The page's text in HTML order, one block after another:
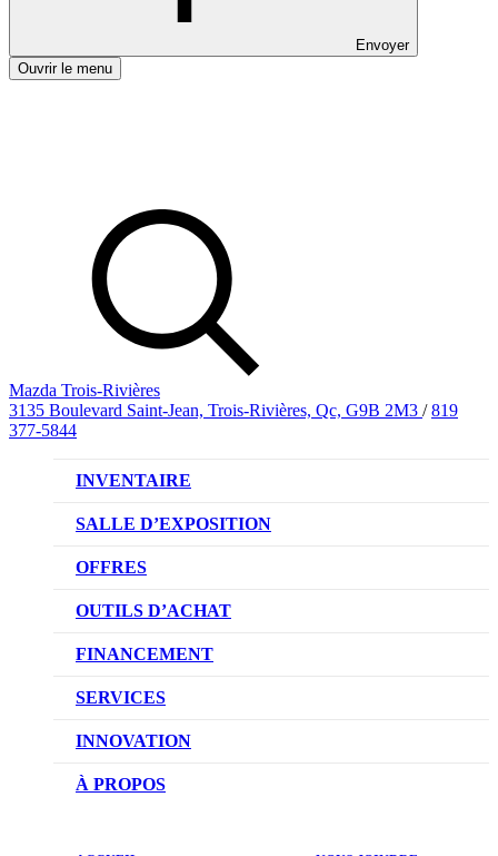
Envoyer
Ouvrir le menu
Mazda Trois-Rivières
3135 Boulevard Saint-Jean, Trois-Rivières, Qc, G9B 2M3 / 819
377-5844
INVENTAIRE
VÉHICULES NEUFS
VÉHICULES D’OCCASION
SALLE D’EXPOSITION
OFFRES
OFFRES DU CONCESSIONNAIRE
OUTILS D’ACHAT
CONFIGUREZ VOTRE VÉHICULE
RÉSERVEZ UN ESSAI ROUTIER
DEMANDEZ UN PRIX
FINANCEMENT
NOTRE DIFFÉRENCE
DEMANDE DE CRÉDIT AUTO
SERVICES
NOTRE PROMESSE
PRENDRE UN RENDEZ-VOUS
INNOVATION
TECHNOLOGIE SKYACTIV
À PROPOS